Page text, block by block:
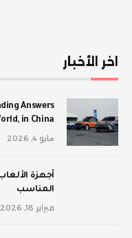
اخر الأخبار
Answers
in China
مايو 4, 2026
أجهزة
المناسب
فبراير 18, 2026